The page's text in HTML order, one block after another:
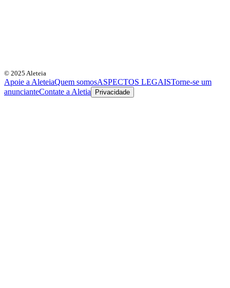
© 2025 Aleteia
Apoie a AleteiaQuem somosASPECTOS LEGAISTorne-se um
anuncianteContate a Aletia Privacidade